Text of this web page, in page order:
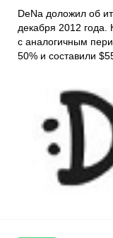
DeNa доложил об
декабря 2012 года.
с аналогичным
50% и составили